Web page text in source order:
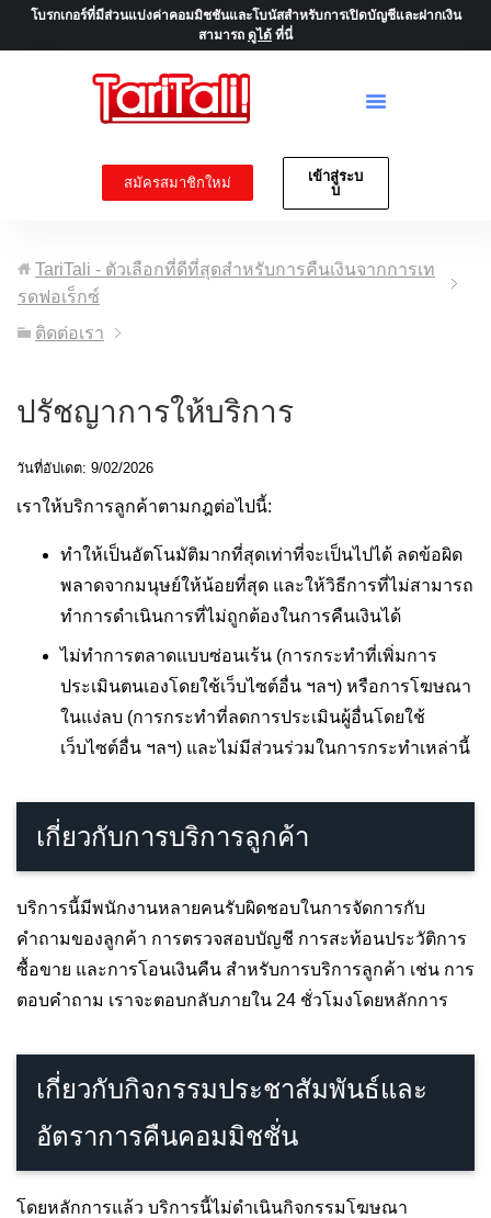
โบรกเกอร์ที่มีส่วนแบ่งค่าคอมมิชชันและโบนัสสำหรับการเปิดบัญชีและฝากเงิน
สามารถดูได้ที่นี่
สมัครสมาชิกใหม่
เข้าสู่ระบ
บ
TariTali - ตัวเลือกที่ดีที่สุดสำหรับการคืนเงินจากการเท
รดฟอเร็กซ์
ติดต่อเรา
ปรัชญาการให้บริการ
วันที่อัปเดต: 9/02/2026
เราให้บริการลูกค้าตามกฎต่อไปนี้:
ทำให้เป็นอัตโนมัติมากที่สุดเท่าที่จะเป็นไปได้ ลดข้อผิด
พลาดจากมนุษย์ให้น้อยที่สุด และให้วิธีการที่ไม่สามารถ
ทำการดำเนินการที่ไม่ถูกต้องในการคืนเงินได้
ไม่ทำการตลาดแบบซ่อนเร้น (การกระทำที่เพิ่มการ
ประเมินตนเองโดยใช้เว็บไซต์อื่น ฯลฯ) หรือการโฆษณา
ในแง่ลบ (การกระทำที่ลดการประเมินผู้อื่นโดยใช้
เว็บไซต์อื่น ฯลฯ) และไม่มีส่วนร่วมในการกระทำเหล่านี้
เกี่ยวกับการบริการลูกค้า
บริการนี้มีพนักงานหลายคนรับผิดชอบในการจัดการกับ
คำถามของลูกค้า การตรวจสอบบัญชี การสะท้อนประวัติการ
ซื้อขาย และการโอนเงินคืน สำหรับการบริการลูกค้า เช่น การ
ตอบคำถาม เราจะตอบกลับภายใน 24 ชั่วโมงโดยหลักการ
เกี่ยวกับกิจกรรมประชาสัมพันธ์และ
อัตราการคืนคอมมิชชั่น
โดยหลักการแล้ว บริการนี้ไม่ดำเนินกิจกรรมโฆษณา